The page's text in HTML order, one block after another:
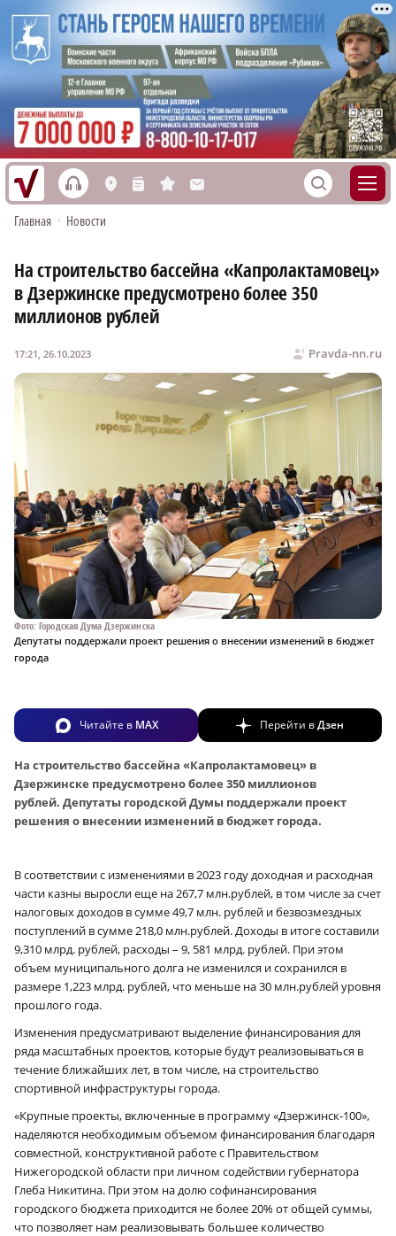
h L n s M S
Главная • Новости
На строительство бассейна «Капролактамовец»
в Дзержинске предусмотрено более 350
миллионов рублей
Pravda-nn.ru
17:21, 26.10.2023
Фото: Городская Дума Дзержинска
Депутаты поддержали проект решения о внесении изменений в бюджет
города
Читайте в MAX Перейти вДзен
На строительство бассейна «Капролактамовец» в
Дзержинске предусмотрено более 350 миллионов
рублей. Депутаты городской Думы поддержали проект
решения о внесении изменений в бюджет города.
В соответствии с изменениями в 2023 году доходная и расходная
части казны выросли еще на 267,7 млн.рублей, в том числе за счет
налоговых доходов в сумме 49,7 млн. рублей и безвозмездных
поступлений в сумме 218,0 млн.рублей. Доходы в итоге составили
9,310 млрд. рублей, расходы – 9, 581 млрд. рублей. При этом
объем муниципального долга не изменился и сохранился в
размере 1,223 млрд. рублей, что меньше на 30 млн.рублей уровня
прошлого года.
Изменения предусматривают выделение финансирования для
ряда масштабных проектов, которые будут реализовываться в
течение ближайших лет, в том числе, на строительство
спортивной инфраструктуры города.
«Крупные проекты, включенные в программу «Дзержинск-100»,
наделяются необходимым объемом финансирования благодаря
совместной, конструктивной работе с Правительством
Нижегородской области при личном содействии губернатора
Глеба Никитина. При этом на долю софинансирования
городского бюджета приходится не более 20% от общей суммы,
что позволяет нам реализовывать большее количество